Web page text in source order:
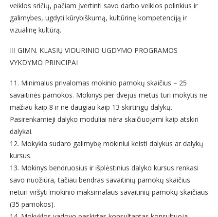
veiklos sričių, pačiam įvertinti savo darbo veiklos polinkius ir
galimybes, ugdyti kūrybiškumą, kultūrinę kompetenciją ir
vizualinę kultūrą.
III GIMN. KLASIŲ VIDURINIO UGDYMO PROGRAMOS
VYKDYMO PRINCIPAI
11. Minimalus privalomas mokinio pamokų skaičius – 25
savaitinės pamokos. Mokinys per dvejus metus turi mokytis ne
mažiau kaip 8 ir ne daugiau kaip 13 skirtingų dalykų.
Pasirenkamieji dalyko moduliai nėra skaičiuojami kaip atskiri
dalykai.
12. Mokykla sudaro galimybę mokiniui keisti dalykus ar dalykų
kursus.
13. Mokinys bendruosius ir išplėstinius dalyko kursus renkasi
savo nuožiūra, tačiau bendras savaitinių pamokų skaičius
neturi viršyti mokinio maksimalaus savaitinių pamokų skaičiaus
(35 pamokos).